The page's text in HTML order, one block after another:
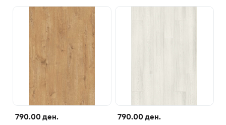
790.00 ден. 790.00 ден.